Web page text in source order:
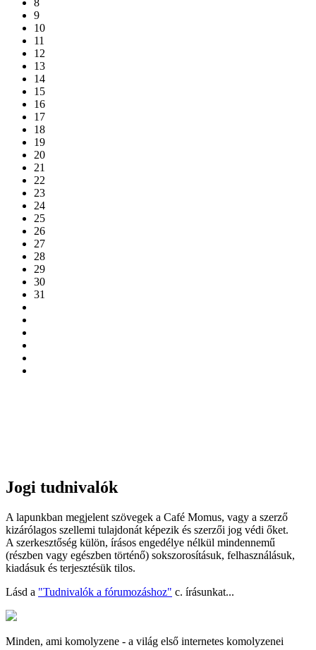
9
10
11
12
13
14
15
16
17
18
19
20
21
22
23
24
25
26
27
28
29
30
31
Jogi tudnivalók
A lapunkban megjelent szövegek a Café Momus, vagy a szerző
kizárólagos szellemi tulajdonát képezik és szerzői jog védi őket.
A szerkesztőség külön, írásos engedélye nélkül mindennemű
(részben vagy egészben történő) sokszorosításuk, felhasználásuk,
kiadásuk és terjesztésük tilos.
Lásd a "Tudnivalók a fórumozáshoz" c. írásunkat...
Minden, ami komolyzene - a világ első internetes komolyzenei